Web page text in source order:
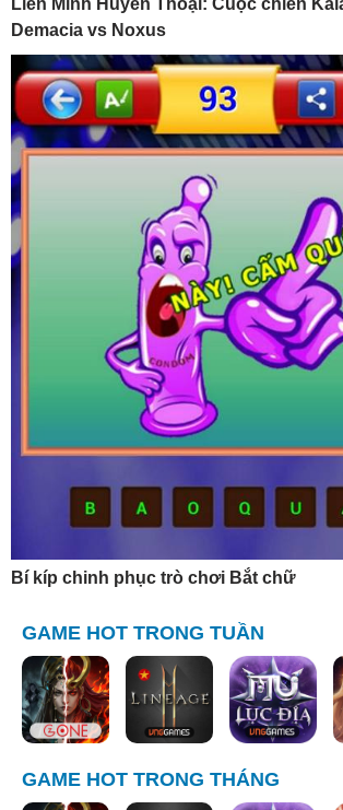
Demacia vs Noxus
Bí kíp chinh phục trò chơi Bắt chữ
GAME HOT TRONG TUẦN
GAME HOT TRONG THÁNG